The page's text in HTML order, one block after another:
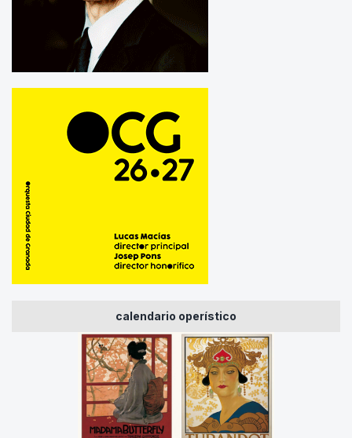
calendario operístico